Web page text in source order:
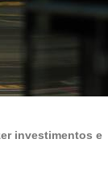
investimentos e